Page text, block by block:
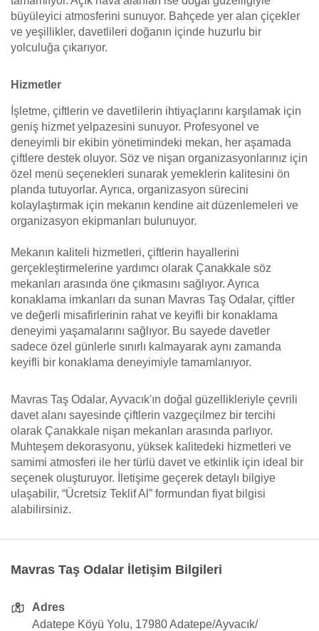
büyüleyici atmosferini sunuyor. Bahçede yer alan çiçekler
ve yeşillikler, davetlileri doğanın içinde huzurlu bir
yolculuğa çıkarıyor.
Hizmetler
İşletme, çiftlerin ve davetlilerin ihtiyaçlarını karşılamak için
geniş hizmet yelpazesini sunuyor. Profesyonel ve
deneyimli bir ekibin yönetimindeki mekan, her aşamada
çiftlere destek oluyor. Söz ve nişan organizasyonlarınız için
özel menü seçenekleri sunarak yemeklerin kalitesini ön
planda tutuyorlar. Ayrıca, organizasyon sürecini
kolaylaştırmak için mekanın kendine ait düzenlemeleri ve
organizasyon ekipmanları bulunuyor.
Mekanın kaliteli hizmetleri, çiftlerin hayallerini
gerçekleştirmelerine yardımcı olarak Çanakkale söz
mekanları arasında öne çıkmasını sağlıyor. Ayrıca
konaklama imkanları da sunan Mavras Taş Odalar, çiftler
ve değerli misafirlerinin rahat ve keyifli bir konaklama
deneyimi yaşamalarını sağlıyor. Bu sayede davetler
sadece özel günlerle sınırlı kalmayarak aynı zamanda
keyifli bir konaklama deneyimiyle tamamlanıyor.
Mavras Taş Odalar, Ayvacık'ın doğal güzellikleriyle çevrili
davet alanı sayesinde çiftlerin vazgeçilmez bir tercihi
olarak Çanakkale nişan mekanları arasında parlıyor.
Muhteşem dekorasyonu, yüksek kalitedeki hizmetleri ve
samimi atmosferi ile her türlü davet ve etkinlik için ideal bir
seçenek oluşturuyor. İletişime geçerek detaylı bilgiye
ulaşabilir, “Ücretsiz Teklif Al” formundan fiyat bilgisi
alabilirsiniz.
Mavras Taş Odalar İletişim Bilgileri
Adres
Adatepe Köyü Yolu, 17980 Adatepe/Ayvacık/